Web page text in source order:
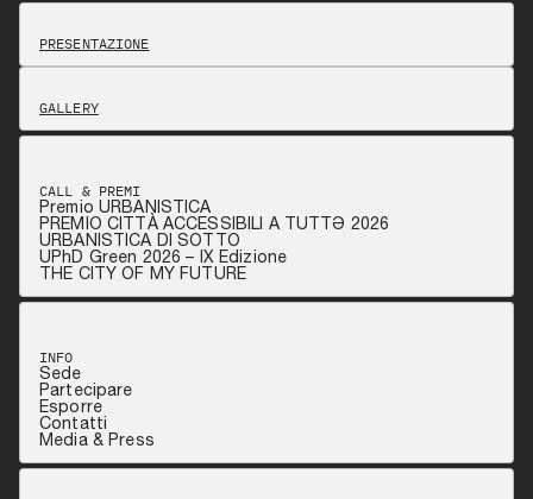
PRESENTAZIONE
GALLERY
CALL & PREMI
Premio URBANISTICA
PREMIO CITTÀ ACCESSIBILI A TUTTƏ 2026
URBANISTICA DI SOTTO
UPhD Green 2026 – IX Edizione
THE CITY OF MY FUTURE
INFO
Sede
Partecipare
Esporre
Contatti
Media & Press